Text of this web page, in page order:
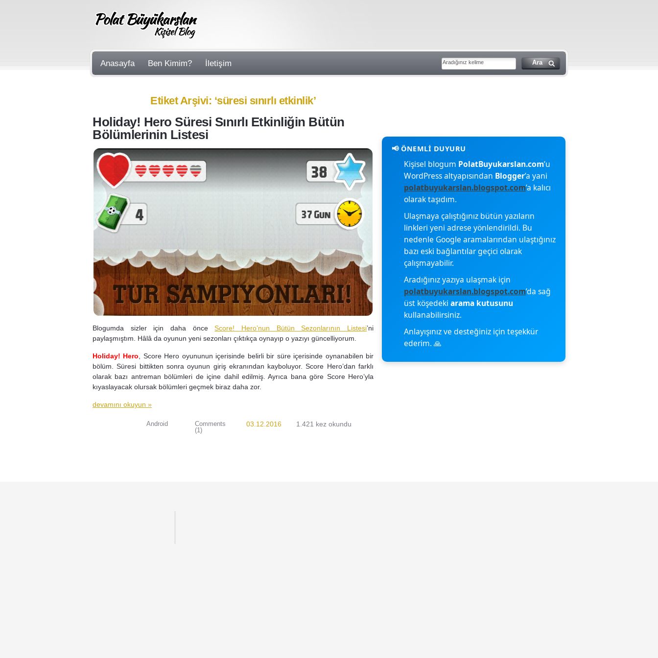
Anasayfa Ben Kimim? İletişim
Etiket Arşivi: ‘süresi sınırlı etkinlik’
Holiday! Hero Süresi Sınırlı Etkinliğin Bütün
Bölümlerinin Listesi
Blogumda sizler için daha önceScore! Hero’nun Bütün Sezonlarının Listesi’ni
paylaşmıştım. Hâlâ da oyunun yeni sezonları çıktıkça oynayıp o yazıyı güncelliyorum.
Holiday! Hero , Score Hero oyununun içerisinde belirli bir süre içerisinde oynanabilen bir
bölüm. Süresi bittikten sonra oyunun giriş ekranından kayboluyor. Score Hero’dan farklı
olarak bazı antreman bölümleri de içine dahil edilmiş. Ayrıca bana göre Score Hero’yla
kıyaslayacak olursak bölümleri geçmek biraz daha zor.
devamını okuyun »
Android
Comments
(1)
03.12.2016 1.421 kez okundu
Kişisel blogum PolatBuyukarslan.com’u
WordPress altyapısından Blogger’a yani
polatbuyukarslan.blogspot.com’a kalıcı
olarak taşıdım.
Ulaşmaya çalıştığınız bütün yazıların
linkleri yeni adrese yönlendirildi. Bu
nedenle Google aramalarından ulaştığınız
bazı eski bağlantılar geçici olarak
çalışmayabilir.
Aradığınız yazıya ulaşmak için
polatbuyukarslan.blogspot.com’da sağ
üst köşedeki arama kutusunu
kullanabilirsiniz.
Anlayışınız ve desteğiniz için teşekkür
ederim. 🙏